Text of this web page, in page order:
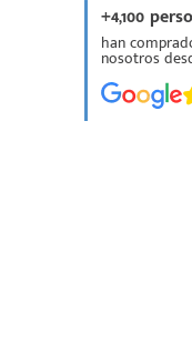
+4,100
han
nosotros